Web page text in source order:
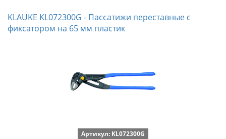
KLAUKE KL072300G - Пассатижи переставные с
фиксатором на 65 мм пластик
Артикул: KL072300G